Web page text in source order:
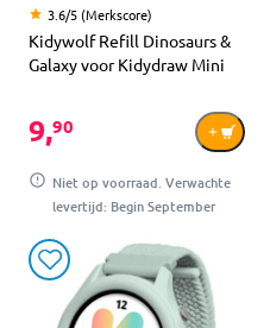
3.6/5 (Merkscore)
Kidywolf Refill Dinosaurs &
Galaxy voor Kidydraw Mini
9,90
Niet op voorraad. Verwachte
levertijd: Begin September